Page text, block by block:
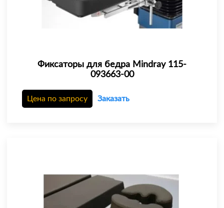
Фиксаторы для бедра Mindray 115-
093663-00
Цена по запросу Заказать